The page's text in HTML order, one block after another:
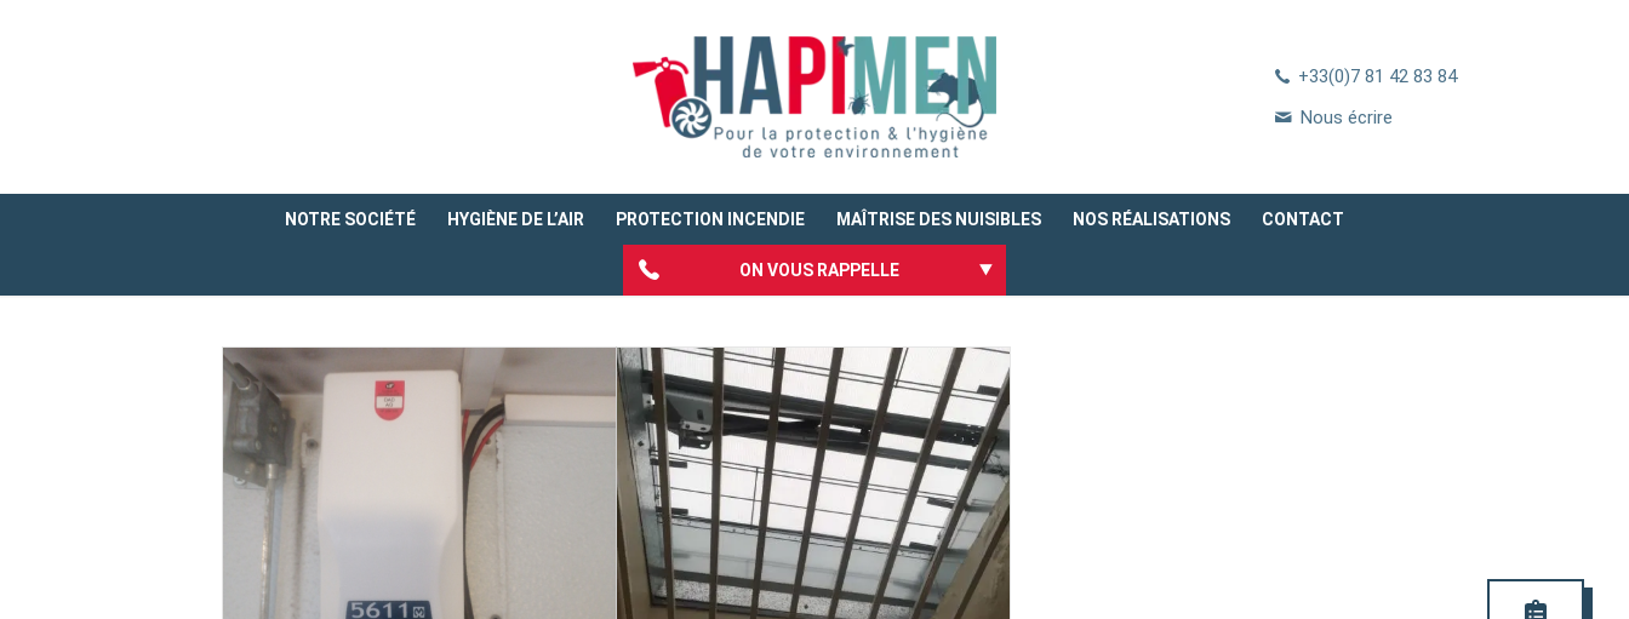
+33(0)7 81 42 83 84
Nous écrire
NOTRE SOCIÉTÉ HYGIÈNE DE L’AIR PROTECTION INCENDIE MAÎTRISE DES NUISIBLES NOS RÉALISATIONS CONTACT
ON VOUS RAPPELLE